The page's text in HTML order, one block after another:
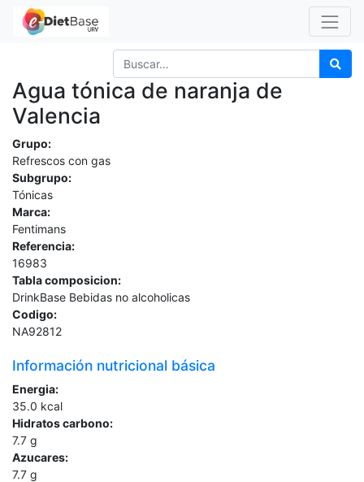
Agua tónica de naranja de
Valencia
Grupo:
Refrescos con gas
Subgrupo:
Tónicas
Marca:
Fentimans
Referencia:
16983
Tabla composicion:
DrinkBase Bebidas no alcoholicas
Codigo:
NA92812
Información nutricional básica
Energia:
35.0 kcal
Hidratos carbono:
7.7 g
Azucares:
7.7 g